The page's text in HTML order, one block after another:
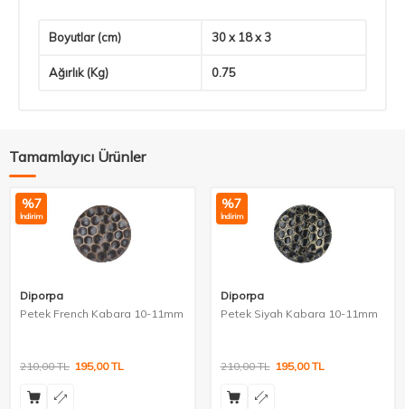
Boyutlar (cm) 30 x 18 x 3
Ağırlık (Kg) 0.75
Tamamlayıcı Ürünler
%7
İndirim
Diporpa
Petek French Kabara 10-11mm
210,00TL 195,00TL
%7
İndirim
Diporpa
Petek Siyah Kabara 10-11mm
210,00TL 195,00TL